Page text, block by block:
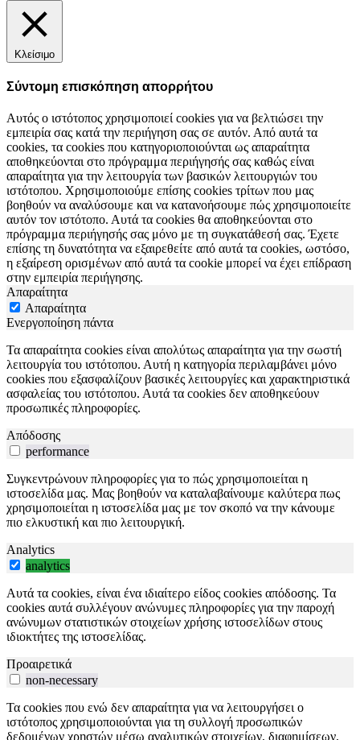
Κλείσιμο
Σύντομη επισκόπηση απορρήτου
Αυτός ο ιστότοπος χρησιμοποιεί cookies για να βελτιώσει την
εμπειρία σας κατά την περιήγηση σας σε αυτόν. Από αυτά τα
cookies, τα cookies που κατηγοριοποιούνται ως απαραίτητα
αποθηκεύονται στο πρόγραμμα περιήγησής σας καθώς είναι
απαραίτητα για την λειτουργία των βασικών λειτουργιών του
ιστότοπου. Χρησιμοποιούμε επίσης cookies τρίτων που μας
βοηθούν να αναλύσουμε και να κατανοήσουμε πώς χρησιμοποιείτε
αυτόν τον ιστότοπο. Αυτά τα cookies θα αποθηκεύονται στο
πρόγραμμα περιήγησής σας μόνο με τη συγκατάθεσή σας. Έχετε
επίσης τη δυνατότητα να εξαιρεθείτε από αυτά τα cookies, ωστόσο,
η εξαίρεση ορισμένων από αυτά τα cookie μπορεί να έχει επίδραση
στην εμπειρία περιήγησης.
Απαραίτητα
Απαραίτητα
Ενεργοποίηση πάντα
Τα απαραίτητα cookies είναι απολύτως απαραίτητα για την σωστή
λειτουργία του ιστότοπου. Αυτή η κατηγορία περιλαμβάνει μόνο
cookies που εξασφαλίζουν βασικές λειτουργίες και χαρακτηριστικά
ασφαλείας του ιστότοπου. Αυτά τα cookies δεν αποθηκεύουν
προσωπικές πληροφορίες.
Απόδοσης
performance
Συγκεντρώνουν πληροφορίες για το πώς χρησιμοποιείται η
ιστοσελίδα μας. Μας βοηθούν να καταλαβαίνουμε καλύτερα πως
χρησιμοποιείται η ιστοσελίδα μας με τον σκοπό να την κάνουμε
πιο ελκυστική και πιο λειτουργική.
Analytics
analytics
Αυτά τα cookies, είναι ένα ιδιαίτερο είδος cookies απόδοσης. Τα
cookies αυτά συλλέγουν ανώνυμες πληροφορίες για την παροχή
ανώνυμων στατιστικών στοιχείων χρήσης ιστοσελίδων στους
ιδιοκτήτες της ιστοσελίδας.
Προαιρετικά
non-necessary
Τα cookies που ενώ δεν απαραίτητα για να λειτουργήσει ο
ιστότοπος χρησιμοποιούνται για τη συλλογή προσωπικών
δεδομένων χρηστών μέσω αναλυτικών στοιχείων, διαφημίσεων,